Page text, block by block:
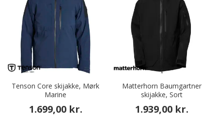
Tenson Core skijakke, Mørk
Marine
1.699,00 kr.
Matterhorn Baumgartner
skijakke, Sort
1.939,00 kr.